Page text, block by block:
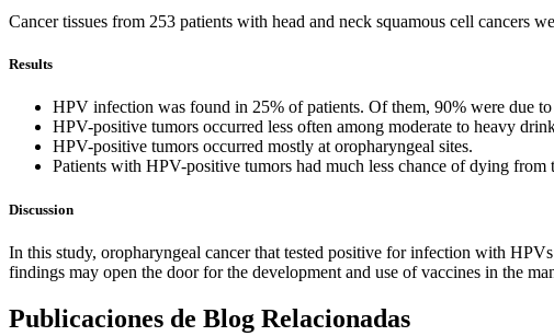
Cancer tissues from 253 patients with head and neck squamous cell cancers
Results
HPV infection was found in 25% of patients. Of them, 90% were due
HPV-positive tumors occurred less often among moderate to heavy
HPV-positive tumors occurred mostly at oropharyngeal sites.
Patients with HPV-positive tumors had much less chance of dying
Discussion
In this study, oropharyngeal cancer that tested positive for infection with
findings may open the door for the development and use of vaccines in the
Publicaciones de Blog Relacionadas